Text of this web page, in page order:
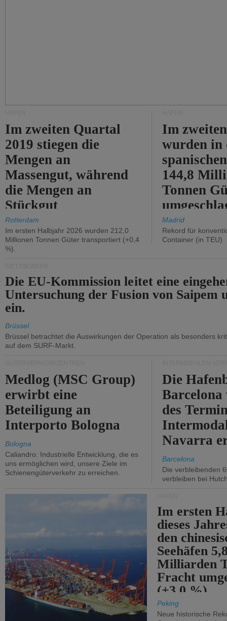
Im zweiten Quartal
2019 stiegen die
Mengen an
Massengut, während
die Mengen an
Stückgut
zurückgingen.
Rotterdam
Im ersten Halbjahr 2026 wurden 212,0
Millionen Tonnen Güter transportiert (+0,4
%).
Im
wurden in
144,8
Tonnen
%).
Madrid
Rekord für
Container (in TEU)
Die EU-Kommission leitet eine
Untersuchung der Fusion von Saipem
ein.
Brüssel
Brüssel betrachtet die Auswirkungen der Operation als besonders
auf dem SURF-Markt.
Medlog (MSC Group)
erwirbt eine
Beteiligung an
Interporto Bologna
Bologna
Caliandro: Industrielle Entwicklung, die es
uns ermöglichen wird, unsere Ziele im
Schienengüterverkehr zu erreichen.
Die
des
Navarra
Barcelona
Die verbleibenden
verbleiben bei
Im ersten
dieses
den
Seehäfen
Milliarden
Fracht
(+3,0 %).
Peking
Neue historische